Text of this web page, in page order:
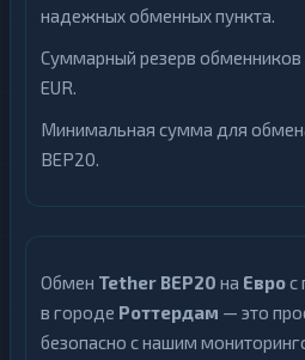
надежных обменных пункта.
Суммарный резерв обменников
EUR.
Минимальная сумма для
BEP20.
Обмен Tether BEP20 на Еврос
в городе Роттердам — это
безопасно с нашим